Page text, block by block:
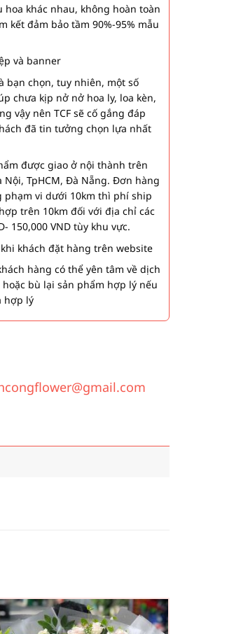
hoa khác nhau, không hoàn toàn
kết đảm bảo tầm 90%-95% mẫu
và banner
bạn chọn, tuy nhiên, một số
chưa kịp nở nở hoa ly, loa kèn,
vậy nên TCF sẽ cố gắng đáp
đã tin tưởng chọn lựa nhất
được giao ở nội thành trên
Nội, TpHCM, Đà Nẵng. Đơn hàng
phạm vi dưới 10km thì phí ship
trên 10km đối với địa chỉ các
150,000 VND tùy khu vực.
khách đặt hàng trên website
hàng có thể yên tâm về dịch
bù lại sản phẩm hợp lý nếu
hợp lý